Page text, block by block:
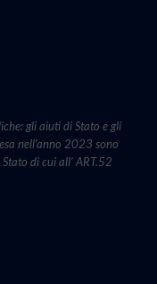
gli aiuti di Stato e gli
nell’anno 2023 sono
di cui all’ ART.52